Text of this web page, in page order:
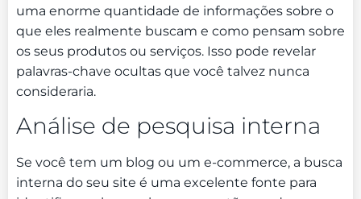
uma enorme quantidade de informações sobre o
que eles realmente buscam e como pensam sobre
os seus produtos ou serviços. Isso pode revelar
palavras-chave ocultas que você talvez nunca
consideraria.
Análise de pesquisa interna
Se você tem um blog ou um e-commerce, a busca
interna do seu site é uma excelente fonte para